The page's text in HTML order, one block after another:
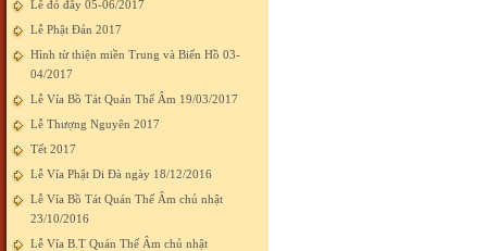
Lễ đó đây 05-06/2017
Lễ Phật Đản 2017
Hình từ thiện miền Trung và Biển Hồ 03-
04/2017
Lễ Vía Bồ Tát Quán Thế Âm 19/03/2017
Lễ Thượng Nguyên 2017
Tết 2017
Lễ Vía Phật Di Đà ngày 18/12/2016
Lễ Vía Bồ Tát Quán Thế Âm chủ nhật
23/10/2016
Lễ Vía B.T Quán Thế Âm chủ nhật